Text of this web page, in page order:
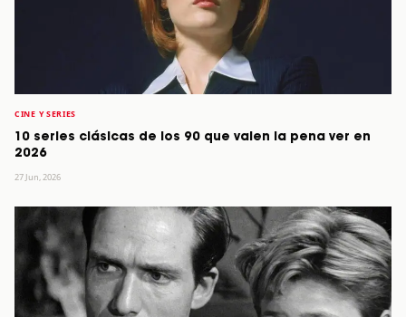
CINE Y SERIES
10 series clásicas de los 90 que valen la pena ver en
2026
27 Jun, 2026